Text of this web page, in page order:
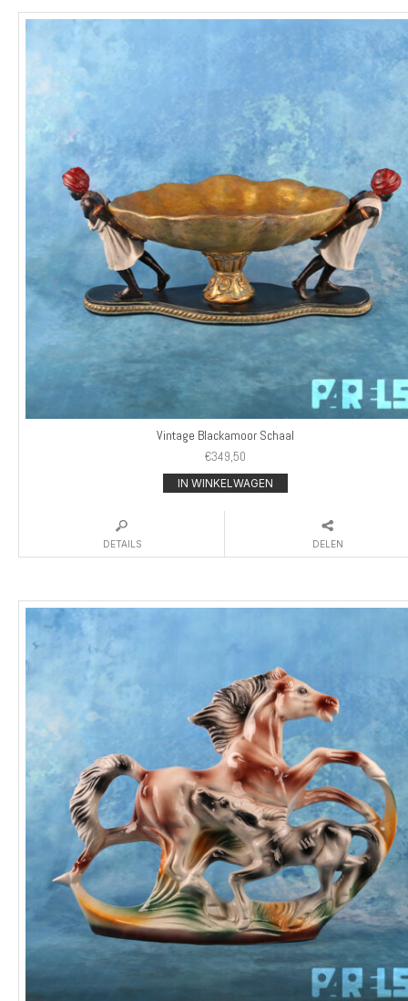
Vintage Blackamoor Schaal
€349,50
IN WINKELWAGEN
DETAILS DELEN